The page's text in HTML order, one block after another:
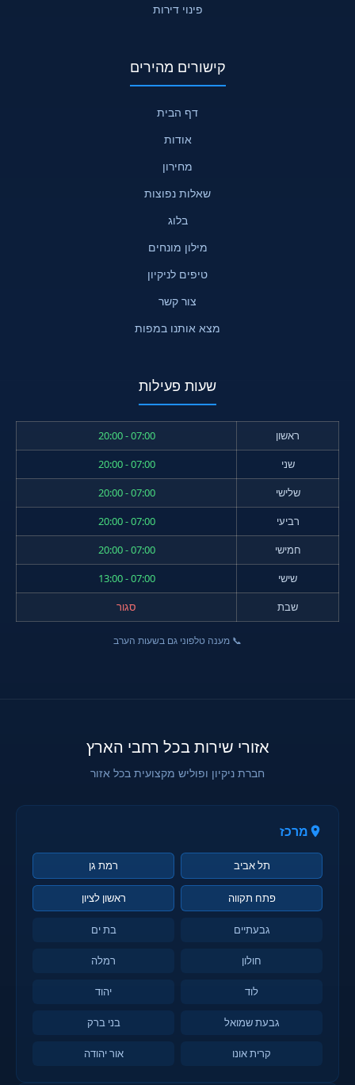
פינוי דירות
קישורים מהירים
דף הבית
אודות
מחירון
שאלות נפוצות
בלוג
מילון מונחים
טיפים לניקיון
צור קשר
מצא אותנו במפות
שעות פעילות
ראשון
07:00 - 20:00
שני
07:00 - 20:00
שלישי
07:00 - 20:00
רביעי
07:00 - 20:00
חמישי
07:00 - 20:00
שישי
07:00 - 13:00
שבת
סגור
📞 מענה טלפוני גם בשעות הערב
אזורי שירות בכל רחבי הארץ
חברת ניקיון ופוליש מקצועית בכל אזור
מרכז
תל אביב רמת גן
פתח תקווה ראשון לציון
גבעתיים בת ים
חולון רמלה
לוד יהוד
גבעת שמואל בני ברק
קרית אונו אור יהודה